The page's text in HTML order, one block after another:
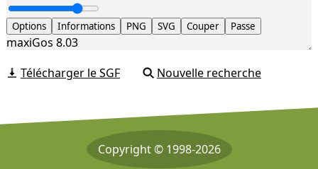
Options Informations PNG SVG Couper Passe
maxiGos 8.03
Télécharger le SGF
Nouvelle recherche
Copyright © 1998-2026